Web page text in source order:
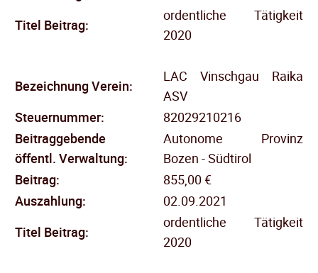
Titel Beitrag:
ordentliche Tätigkeit
2020
Bezeichnung Verein:
LAC Vinschgau Raika
ASV
Steuernummer:
82029210216
Beitraggebende
öffentl. Verwaltung:
Autonome Provinz
Bozen - Südtirol
Beitrag:
855,00 €
Auszahlung:
02.09.2021
Titel Beitrag:
ordentliche Tätigkeit
2020